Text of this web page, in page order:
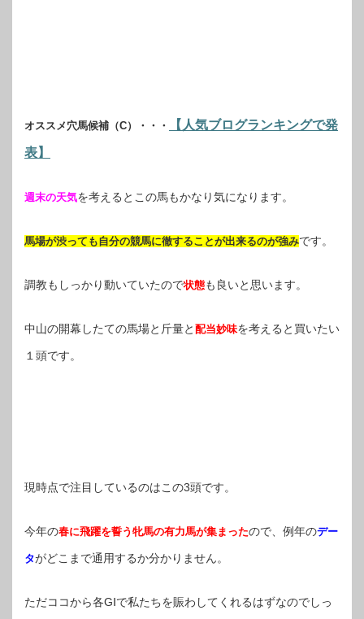
オススメ穴馬候補（C）・・・
【人気ブログランキングで発
表】
週末の天気を考えるとこの馬もかなり気になります。
馬場が渋っても自分の競馬に徹することが出来るのが強みです。
調教もしっかり動いていたので状態も良いと思います。
中山の開幕したての馬場と斤量と 配当妙味を考えると買いたい
１頭です。
現時点で注目しているのはこの3頭です。
今年の春に飛躍を誓う牝馬の有力馬が集まったので、例年のデー
タがどこまで通用するか分かりません。
ただココから各GⅠで私たちを賑わしてくれるはずなのでしっ